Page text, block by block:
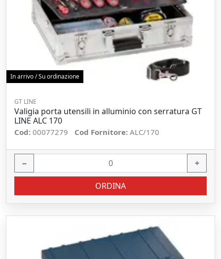
In arrivo / Su ordinazione
GT LINE
Valigia porta utensili in alluminio con serratura GT
LINE ALC 170
Cod: 00077279 Cod Fornitore: ALC/170
− +
ORDINA